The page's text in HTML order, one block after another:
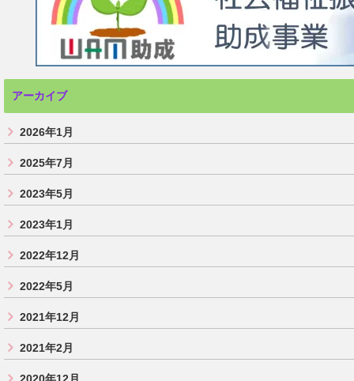
アーカイブ
2026年1月
2025年7月
2023年5月
2023年1月
2022年12月
2022年5月
2021年12月
2021年2月